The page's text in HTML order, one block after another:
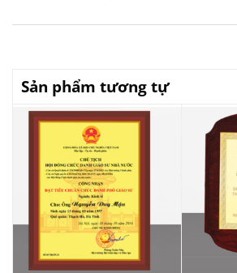
Sản phẩm tương tự